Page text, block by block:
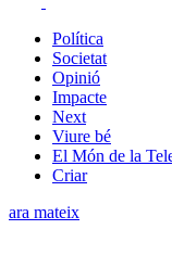
Política
Societat
Opinió
Impacte
Next
Viure bé
El Món de la
Criar
ara mateix